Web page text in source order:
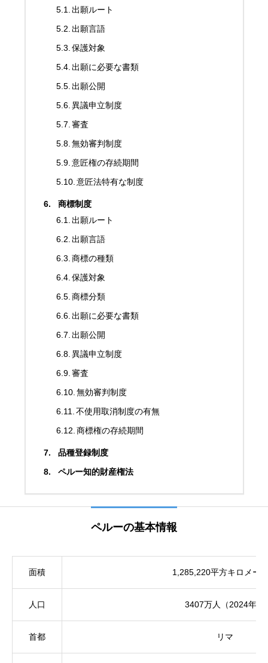
出願ルート
出願言語
保護対象
出願に必要な書類
出願公開
異議申立制度
審査
無効審判制度
意匠権の存続期間
意匠法特有な制度
商標制度
出願ルート
出願言語
商標の種類
保護対象
商標分類
出願に必要な書類
出願公開
異議申立制度
審査
無効審判制度
不使用取消制度の有無
商標権の存続期間
品種登録制度
ペルー知的財産権法
ペルーの基本情報
面積 1,285,220平方キロメー
人口 3407万人（2024年）
首都 リマ